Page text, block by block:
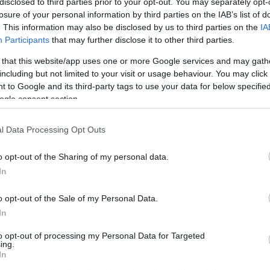
of your personal information by third parties on the IAB’s list of
This information may also be disclosed by us to third parties on the
Participants that may further disclose it to other third parties.
that this website/app uses one or more Google services and may
but not limited to your visit or usage behaviour. You may
to Google and its third-party tags to use your data for below
consent section.
Data Processing Opt Outs
opt-out of the Sharing of my personal data.
opt-out of the Sale of my Personal Data.
opt-out of processing my Personal Data for Targeted
Visualizza proposte di
Politiche dei prezzi online
iRef:120
Basato su 408
sui